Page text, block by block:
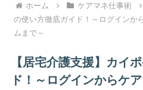
ホーム ケアマネ仕事術
の使い方徹底ガイド！～ログインか
ムまで～
【居宅介護支援】カイ
ド！～ログインからケ